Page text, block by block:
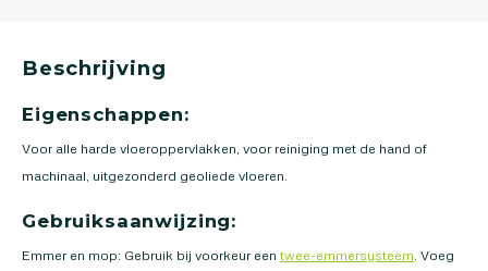
Beschrijving
Eigenschappen:
Voor alle harde vloeroppervlakken, voor reiniging met de hand of
machinaal, uitgezonderd geoliede vloeren.
Gebruiksaanwijzing:
Emmer en mop: Gebruik bij voorkeur een twee-emmersysteem . Voeg